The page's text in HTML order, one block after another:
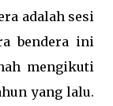
adalah sesi
bendera ini
mengikuti
yang lalu.